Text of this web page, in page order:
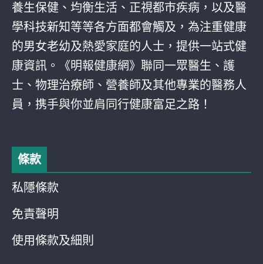
養生保健、均衡生活、正視都巿疾病，以及醫
學科技新知等等各方面都會觸及，為注重健康
的男女老幼及熱愛家庭的人士，提供一站式健
康資訊。《明報健康網》聯同一眾醫生、護
士、物理治療師、營養師及其他專業的醫務人
員，携手與你並肩同行健康富足之路！
條款
私隱條款
免責聲明
使用條款及細則